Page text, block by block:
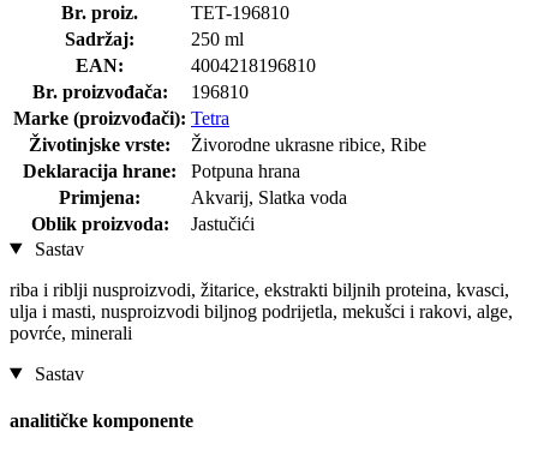
Br. proiz.
TET-196810
Sadržaj:
250 ml
EAN:
4004218196810
Br. proizvođača:
196810
Marke (proizvođači): Tetra
Životinjske vrste:
Živorodne ukrasne ribice, Ribe
Deklaracija hrane:
Potpuna hrana
Primjena:
Akvarij, Slatka voda
Oblik proizvoda:
Jastučići
Sastav
riba i riblji nusproizvodi, žitarice, ekstrakti biljnih proteina, kvasci,
ulja i masti, nusproizvodi biljnog podrijetla, mekušci i rakovi, alge,
povrće, minerali
Sastav
analitičke komponente